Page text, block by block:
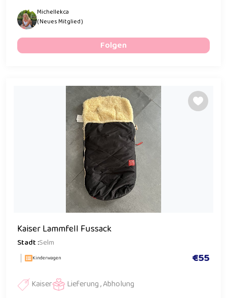
Michellekca
( Neues Mitglied )
Folgen
Kaiser Lammfell Fussack
Stadt :Selm
Kinderwagen €55
Kaiser Lieferung , Abholung